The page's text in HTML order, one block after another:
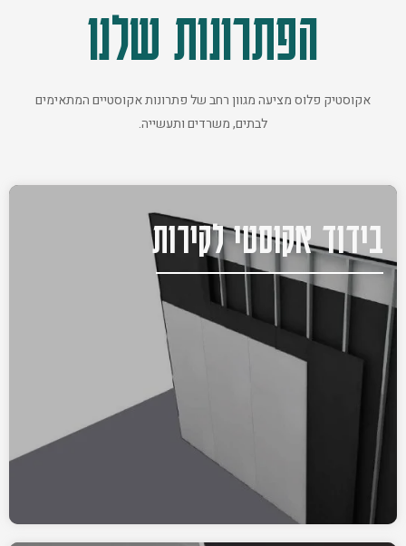
הפתרונות שלנו
אקוסטיק פלוס מציעה מגוון רחב של פתרונות אקוסטיים המתאימים
לבתים, משרדים ותעשייה.
בידוד אקוסטי לקירות